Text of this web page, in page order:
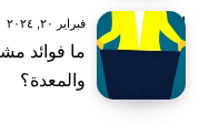
فبراير ٢٠, ٢٠٢٤
ما فوائد
والمعدة؟